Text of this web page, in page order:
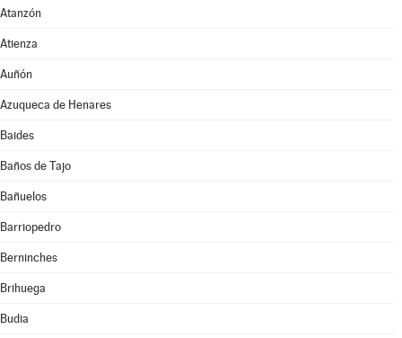
Atanzón
Atienza
Auñón
Azuqueca de Henares
Baides
Baños de Tajo
Bañuelos
Barriopedro
Berninches
Brihuega
Budia